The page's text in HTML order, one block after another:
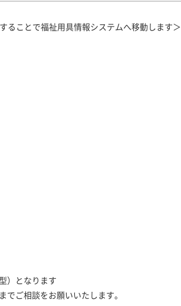
ることで福祉用具情報システムへ移動します＞
）となります
ご相談をお願いいたします。